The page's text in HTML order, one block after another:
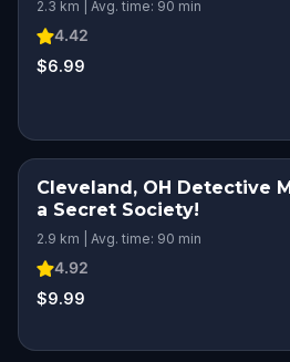
2.3 km | Avg. time: 90 min
4.42
$6.99
Cleveland, OH Detective
a Secret Society!
2.9 km | Avg. time: 90 min
4.92
$9.99